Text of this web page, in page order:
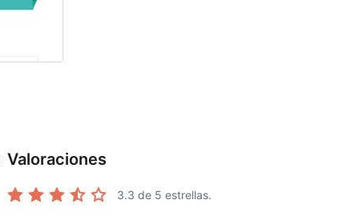
Valoraciones
3.3 de 5 estrellas.